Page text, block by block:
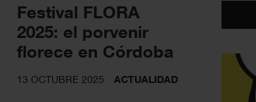
Festival FLORA
2025: el porvenir
florece en Córdoba
13 OCTUBRE 2025 ACTUALIDAD